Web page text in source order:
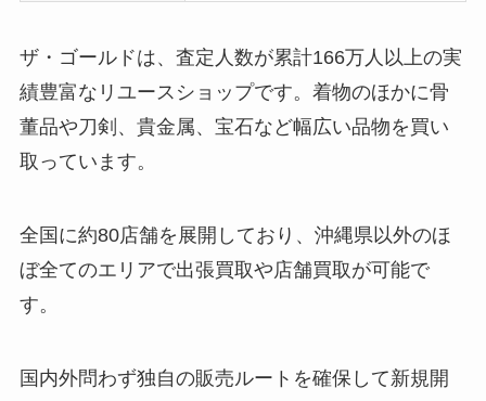
ザ・ゴールドは、査定人数が累計166万人以上の実
績豊富なリユースショップです。着物のほかに骨
董品や刀剣、貴金属、宝石など幅広い品物を買い
取っています。
全国に約80店舗を展開しており、沖縄県以外のほ
ぼ全てのエリアで出張買取や店舗買取が可能で
す。
国内外問わず独自の販売ルートを確保して新規開